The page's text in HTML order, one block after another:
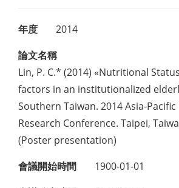
年度
2014
論文名稱
Lin, P. C.* (2014) «Nutritional
factors in an institutionalized
Southern Taiwan. 2014 Asia-
Research Conference. Taipei,
(Poster presentation)
會議開始時間
1900-01-01